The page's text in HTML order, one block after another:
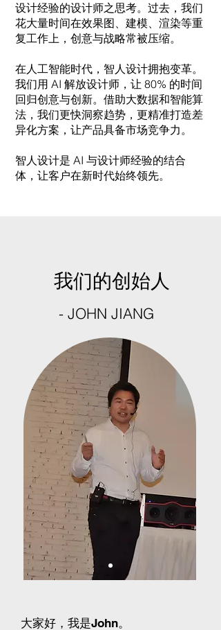
设计经验的设计师之思考。过去，我们
花大量时间在效果图、建模、渲染等重
复工作上，创意与战略常被压缩。
在人工智能时代，智人设计拥抱变革。
我们用 AI 解放设计师，让 80% 的时间
回归创意与创新。借助大数据和智能算
法，我们更快洞察趋势，更精准打造差
异化方案，让产品具备市场竞争力。
智人设计是 AI 与设计师经验的结合
体，让客户在新时代始终领先。
我们的创始人
- JOHN JIANG
大家好，我是John。